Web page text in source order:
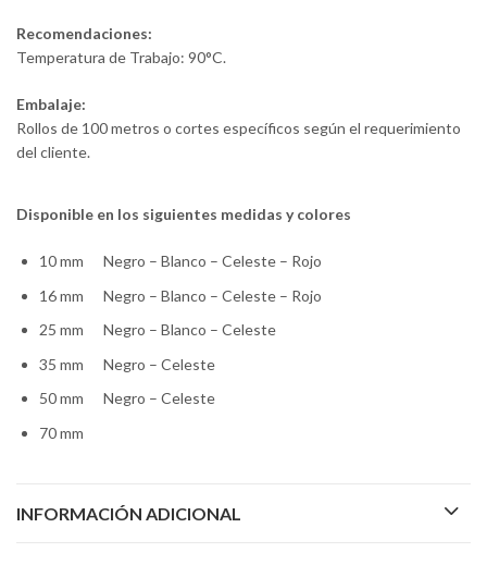
Recomendaciones:
Temperatura de Trabajo: 90°C.
Embalaje:
Rollos de 100 metros o cortes específicos según el requerimiento
del cliente.
Disponible en los siguientes medidas y colores
10 mm Negro – Blanco – Celeste – Rojo
16 mm Negro – Blanco – Celeste – Rojo
25 mm Negro – Blanco – Celeste
35 mm Negro – Celeste
50 mm Negro – Celeste
70 mm
INFORMACIÓN ADICIONAL